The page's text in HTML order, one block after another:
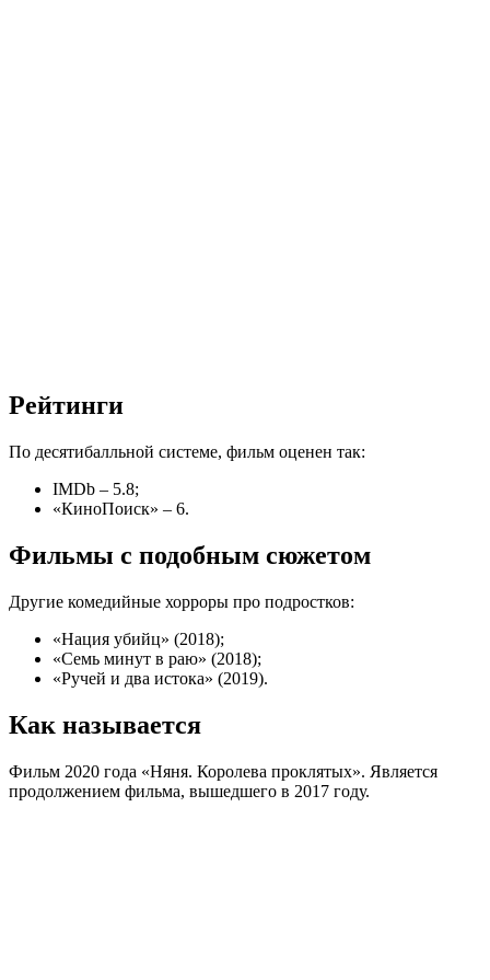
Рейтинги
По десятибалльной системе, фильм оценен так:
IMDb – 5.8;
«КиноПоиск» – 6.
Фильмы с подобным сюжетом
Другие комедийные хорроры про подростков:
«Нация убийц» (2018);
«Семь минут в раю» (2018);
«Ручей и два истока» (2019).
Как называется
Фильм 2020 года «Няня. Королева проклятых». Является
продолжением фильма, вышедшего в 2017 году.